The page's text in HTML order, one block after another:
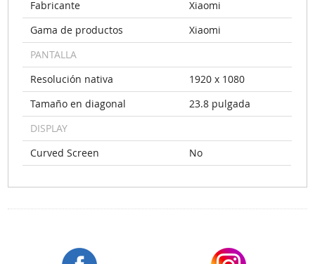
Fabricante
Xiaomi
Gama de productos
Xiaomi
PANTALLA
Resolución nativa
1920 x 1080
Tamaño en diagonal
23.8 pulgada
DISPLAY
Curved Screen
No